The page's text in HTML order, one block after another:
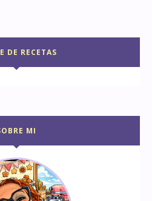
DE RECETAS
MI